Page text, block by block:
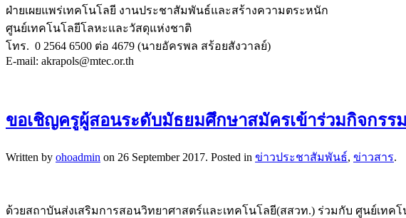
ฝ่ายเผยแพร่เทคโนโลยี งานประชาสัมพันธ์และสร้างความตระหนัก
ศูนย์เทคโนโลยีโลหะและวัสดุแห่งชาติ
โทร. 0 2564 6500 ต่อ 4679 (นายอัครพล สร้อยสังวาลย์)
E-mail: akrapols@mtec.or.th
ขอเชิญครูผู้สอนระดับมัธยมศึกษาสมัครเข้าร่วมกิจกรร
Written by ohoadmin on 26 September 2017. Posted in ข่าวประชาสัมพันธ์, ข่าวสาร.
ด้วยสถาบันส่งเสริมการสอนวิทยาศาสตร์และเทคโนโลยี(สสวท.) ร่วมกับ ศูนย์เทคโ